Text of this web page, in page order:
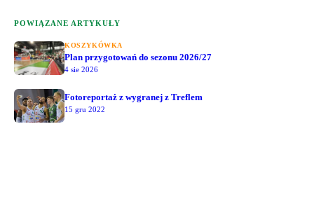
POWIĄZANE ARTYKUŁY
KOSZYKÓWKA
Plan przygotowań do sezonu 2026/27
4 sie 2026
Fotoreportaż z wygranej z Treflem
15 gru 2022